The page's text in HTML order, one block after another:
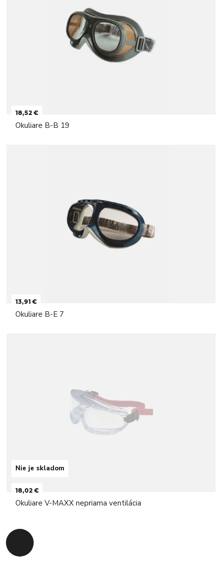
18,52 €
Okuliare B-B 19
13,91 €
Okuliare B-E 7
Nie je skladom
18,02 €
Okuliare V-MAXX nepriama ventilácia
Späť na začiatok